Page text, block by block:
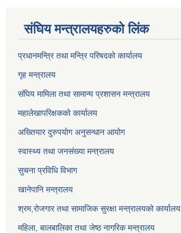
संघिय मन्त्र‍ालयहरुको लिंक
प्रधानमन्त्रि तथा मन्त्रि परिषदको कार्यालय
गृह मन्त्रालय
संघिय मामिला तथा सामान्य प्रशासन मन्त्रालय
महालेखापरिक्षकको कार्यालय
अख्तियार दुरुपयोग अनुसन्धान आयोग
स्वास्थ्य तथा जनसंख्या मन्त्रालय
सुचना प्रविधि विभाग
खानेपानि मन्त्रालय
श्रम,रोजगार तथा सामाजिक सुरक्षा मन्त्रालयको कार्यालय
महिला, बालबालिका तथा जेष्ठ नागरिक मन्त्रालय